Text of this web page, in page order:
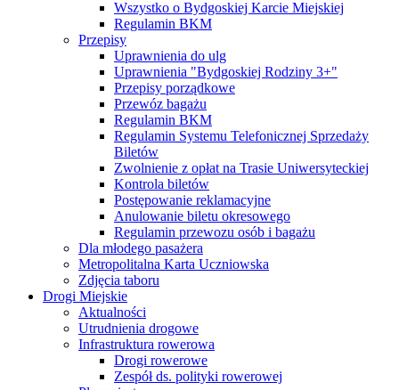
Wszystko o Bydgoskiej Karcie Miejskiej
Regulamin BKM
Przepisy
Uprawnienia do ulg
Uprawnienia "Bydgoskiej Rodziny 3+"
Przepisy porządkowe
Przewóz bagażu
Regulamin BKM
Regulamin Systemu Telefonicznej Sprzedaży
Biletów
Zwolnienie z opłat na Trasie Uniwersyteckiej
Kontrola biletów
Postępowanie reklamacyjne
Anulowanie biletu okresowego
Regulamin przewozu osób i bagażu
Dla młodego pasażera
Metropolitalna Karta Uczniowska
Zdjęcia taboru
Drogi Miejskie
Aktualności
Utrudnienia drogowe
Infrastruktura rowerowa
Drogi rowerowe
Zespół ds. polityki rowerowej